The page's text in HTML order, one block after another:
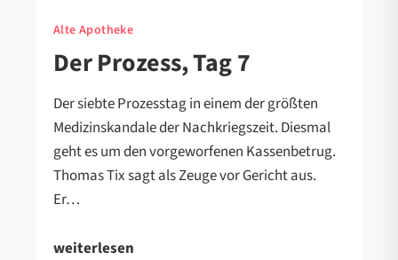
Alte Apotheke
Der Prozess, Tag 7
Der siebte Prozesstag in einem der größten
Medizinskandale der Nachkriegszeit. Diesmal
geht es um den vorgeworfenen Kassenbetrug.
Thomas Tix sagt als Zeuge vor Gericht aus.
Er…
weiterlesen